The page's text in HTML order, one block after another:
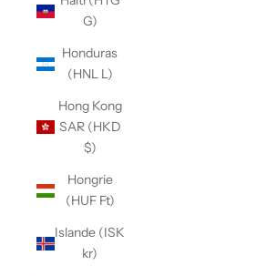
G)
Honduras
(HNL L)
Hong Kong
SAR (HKD
$)
Hongrie
(HUF Ft)
Islande (ISK
kr)